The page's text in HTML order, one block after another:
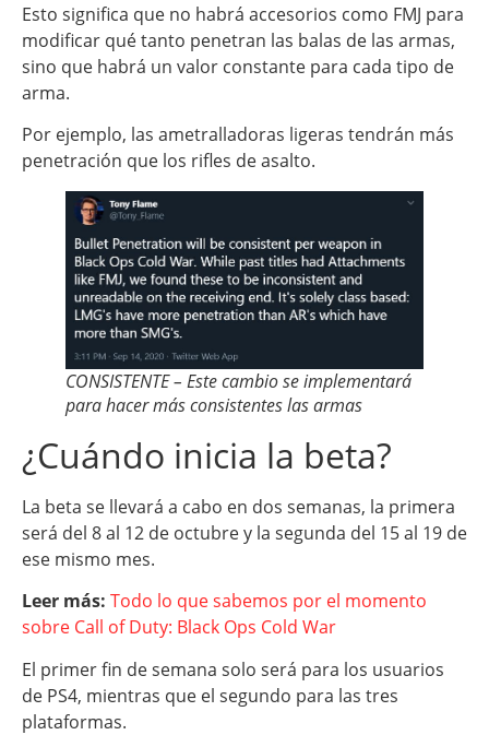
Esto significa que no habrá accesorios como FMJ para
modificar qué tanto penetran las balas de las armas,
sino que habrá un valor constante para cada tipo de
arma.
Por ejemplo, las ametralladoras ligeras tendrán más
penetración que los rifles de asalto.
CONSISTENTE – Este cambio se implementará
para hacer más consistentes las armas
¿Cuándo inicia la beta?
La beta se llevará a cabo en dos semanas, la primera
será del 8 al 12 de octubre y la segunda del 15 al 19 de
ese mismo mes.
Leer más: Todo lo que sabemos por el momento
sobre Call of Duty: Black Ops Cold War
El primer fin de semana solo será para los usuarios
de PS4, mientras que el segundo para las tres
plataformas.